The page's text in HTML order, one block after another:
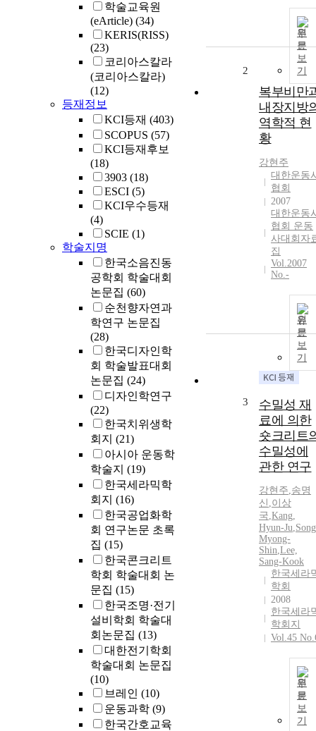
학술교육원
(eArticle) (34)
KERIS(RISS)
(23)
코리아스칼라
(코리아스칼라)
(12)
등재정보
KCI등재 (403)
SCOPUS (57)
KCI등재후보
(18)
3903 (18)
ESCI (5)
KCI우수등재
(4)
SCIE (1)
학술지명
한국소음진동
공학회 학술대회
논문집 (60)
순천향자연과
학연구 논문집
(28)
한국디자인학
회 학술발표대회
논문집 (24)
디자인학연구
(22)
한국치위생학
회지 (21)
아시아 운동학
학술지 (19)
한국세라믹학
회지 (16)
한국공업화학
회 연구논문 초록
집 (15)
한국콘크리트
학회 학술대회 논
문집 (15)
한국조명·전기
설비학회 학술대
회논문집 (13)
대한전기학회
학술대회 논문집
(10)
브레인 (10)
운동과학 (9)
한국간호교육
원
문
보
기
2
복부비만
내장지방
역학적 현
황
강현주
대한운동
협회
2007
대한운동
협회 운동
사대회자
집
Vol.2007
No.-
원
문
보
기
3
수밀성 재
료에 의한
숏크리트
수밀성에
관한 연구
강현주,송명
신 ,이상
국,Kang,
Hyun-Ju,
Myong-
Shin,Lee,
Sang-Kook
한국세라
학회
2008
한국세라
학회지
Vol.45
원
문
보
기